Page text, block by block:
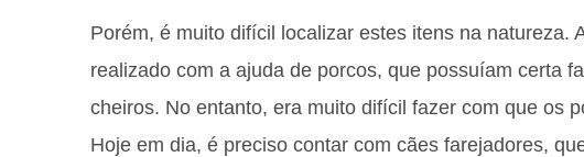
Porém, é muito difícil localizar estes itens na natureza.
realizado com a ajuda de porcos, que possuíam certa
cheiros. No entanto, era muito difícil fazer com que os
Hoje em dia, é preciso contar com cães farejadores,